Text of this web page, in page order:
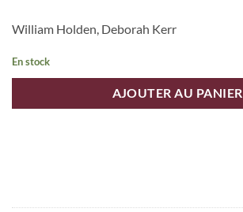
William Holden, Deborah Kerr
En stock
AJOUTER AU PANIER